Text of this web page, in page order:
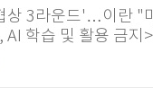
상 3라운드'…이란 "
AI 학습 및 활용 금지>